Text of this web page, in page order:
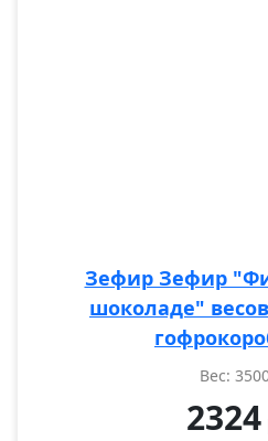
Зефир Зефир
шоколаде"
Вес:
2324